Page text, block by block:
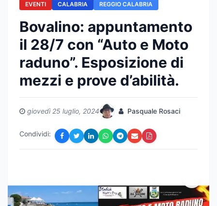
EVENTI CALABRIA REGGIO CALABRIA
Bovalino: appuntamento
il 28/7 con “Auto e Moto
raduno”. Esposizione di
mezzi e prove d’abilità.
giovedì 25 luglio, 2024 Pasquale Rosaci
Condividi: